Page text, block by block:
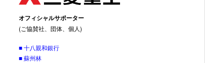
オフィシャルサポーター
(ご協賛社、団体、個人)
■ 十八親和銀行
■ 蘇州林